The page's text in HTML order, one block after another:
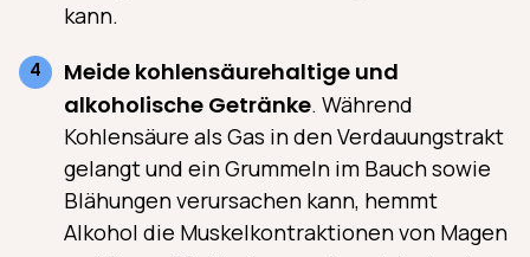
kann.
Meide kohlensäurehaltige und
alkoholische Getränke. Während
Kohlensäure als Gas in den Verdauungstrakt
gelangt und ein Grummeln im Bauch sowie
Blähungen verursachen kann, hemmt
Alkohol die Muskelkontraktionen von Magen